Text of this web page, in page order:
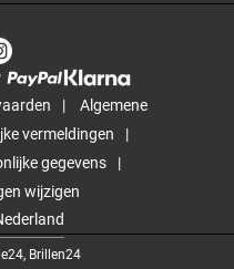
Algemene
vermeldingen
gegevens
wijzigen
Brillen24